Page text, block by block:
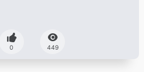
0 449